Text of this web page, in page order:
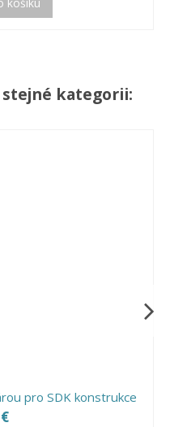
kategorii:
pro SDK konstrukce